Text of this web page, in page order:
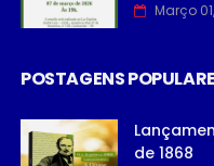
Março
POSTAGENS
de 1868